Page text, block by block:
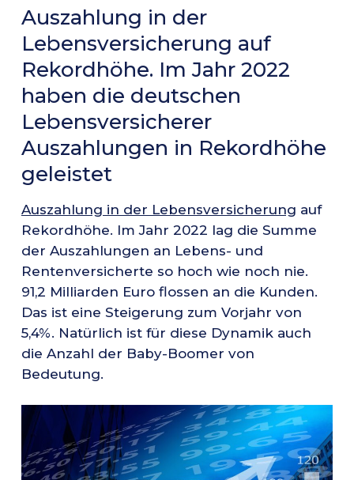
Auszahlung in der
Lebensversicherung auf
Rekordhöhe. Im Jahr 2022
haben die deutschen
Lebensversicherer
Auszahlungen in Rekordhöhe
geleistet
Auszahlung in der Lebensversicherung auf
Rekordhöhe. Im Jahr 2022 lag die Summe
der Auszahlungen an Lebens- und
Rentenversicherte so hoch wie noch nie.
91,2 Milliarden Euro flossen an die Kunden.
Das ist eine Steigerung zum Vorjahr von
5,4%. Natürlich ist für diese Dynamik auch
die Anzahl der Baby-Boomer von
Bedeutung.